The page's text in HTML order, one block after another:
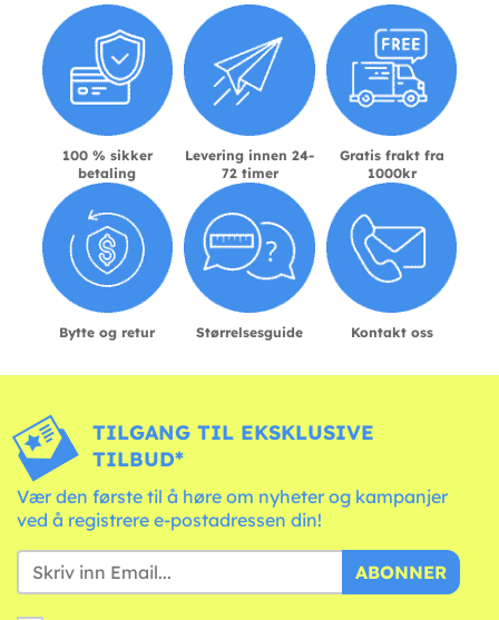
100 % sikker
betaling
Levering innen 24-
72 timer
Gratis frakt fra
1000kr
Bytte og retur Størrelsesguide Kontakt oss
TILGANG TIL EKSKLUSIVE
TILBUD*
Vær den første til å høre om nyheter og kampanjer
ved å registrere e-postadressen din!
ABONNER